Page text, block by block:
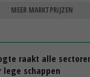
MEER MARKTPRIJZEN
raakt alle
lege schappen